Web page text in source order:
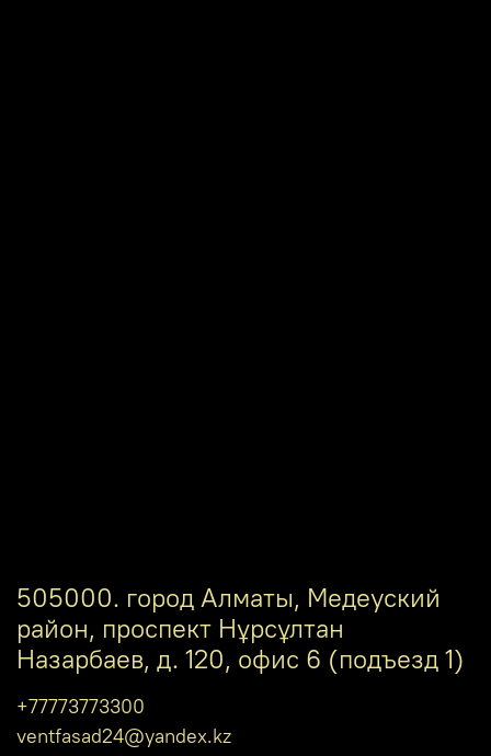
505000. город Алматы, Медеуский
район, проспект Нұрсұлтан
Назарбаев, д. 120, офис 6 (подъезд 1)
+77773773300
ventfasad24@yandex.kz